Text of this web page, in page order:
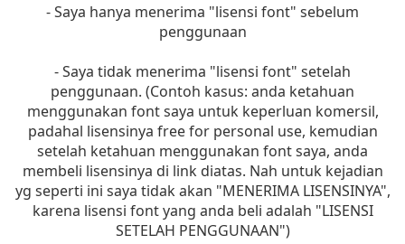
- Saya hanya menerima "lisensi font" sebelum
penggunaan
- Saya tidak menerima "lisensi font" setelah
penggunaan. (Contoh kasus: anda ketahuan
menggunakan font saya untuk keperluan komersil,
padahal lisensinya free for personal use, kemudian
setelah ketahuan menggunakan font saya, anda
membeli lisensinya di link diatas. Nah untuk kejadian
yg seperti ini saya tidak akan "MENERIMA LISENSINYA",
karena lisensi font yang anda beli adalah "LISENSI
SETELAH PENGGUNAAN")